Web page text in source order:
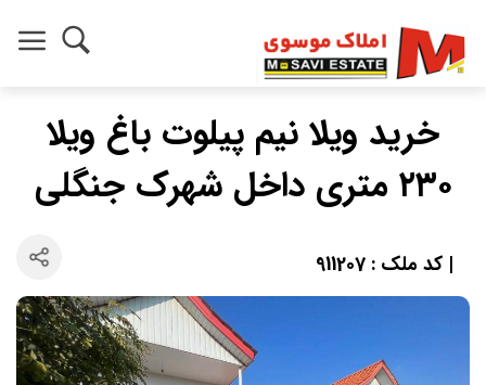
خرید ویلا نیم پیلوت باغ ویلا
۲۳۰ متری داخل شهرک جنگلی
| کد ملک : 911207